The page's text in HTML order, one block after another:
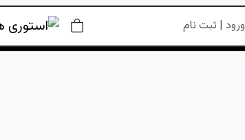
ورود | ثبت نام